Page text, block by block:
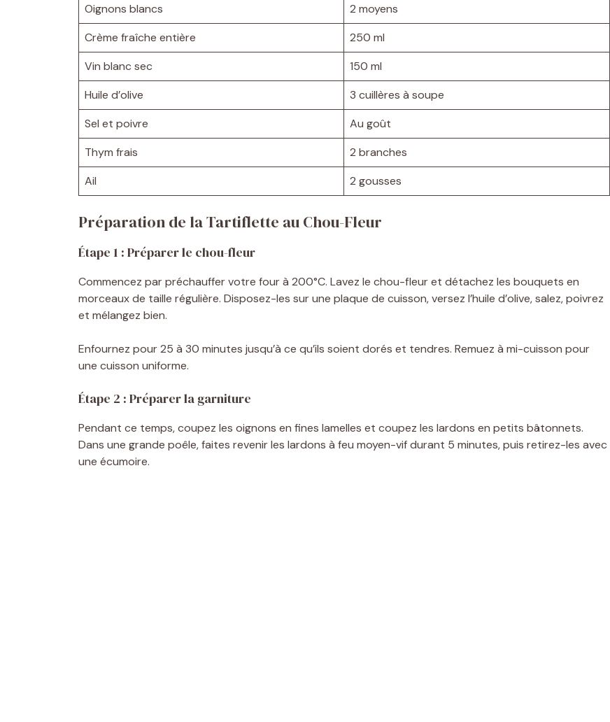
Oignons blancs
2 moyens
Crème fraîche entière
250 ml
Vin blanc sec
150 ml
Huile d’olive
3 cuillères à soupe
Sel et poivre
Au goût
Thym frais
2 branches
Ail
2 gousses
Préparation de la Tartiflette au Chou-Fleur
Étape 1 : Préparer le chou-fleur
Commencez par préchauffer votre four à 200°C. Lavez le chou-fleur et détachez les bouquets en
morceaux de taille régulière. Disposez-les sur une plaque de cuisson, versez l’huile d’olive, salez, poivrez
et mélangez bien.
Enfournez pour 25 à 30 minutes jusqu’à ce qu’ils soient dorés et tendres. Remuez à mi-cuisson pour
une cuisson uniforme.
Étape 2 : Préparer la garniture
Pendant ce temps, coupez les oignons en fines lamelles et coupez les lardons en petits bâtonnets.
Dans une grande poêle, faites revenir les lardons à feu moyen-vif durant 5 minutes, puis retirez-les avec
une écumoire.